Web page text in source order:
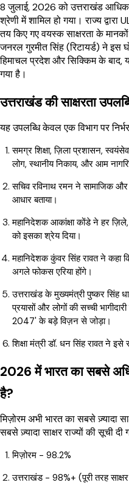
8 जुलाई, 2026 को उत्तराखंड
श्रेणी में शामिल हो गया। राज्य
तय किए गए वयस्क साक्षरता के
जनरल गुरमीत सिंह (रिटायर्ड) ने इस
हिमाचल प्रदेश और सिक्किम के बाद,
गया है।
उत्तराखंड की साक्षरता
यह उपलब्धि केवल एक विभाग पर
समग्र शिक्षा, ज़िला प्रशासन,
लोग, स्थानीय निकाय, और आम
सचिव रविनाथ रमन ने सामाजिक और
आधार बताया।
महानिदेशक आकांक्षा कोंडे ने हर
को इसका श्रेय दिया।
महानिदेशक कुंवर सिंह रावत ने कहा
अगले फोकस एरिया होंगे।
उत्तराखंड के मुख्यमंत्री पुष्कर सिंह
प्रयासों और लोगों की सच्ची
2047' के बड़े विज़न से जोड़ा।
शिक्षा मंत्री डॉ. धन सिंह रावत ने इसे
2026 में भारत का सबसे
है?
मिज़ोरम अभी भारत का सबसे ज़्यादा
सबसे ज़्यादा साक्षर राज्यों की सूची दी
मिज़ोरम - 98.2%
उत्तराखंड - 98%+ (पूरी तरह साक्षर